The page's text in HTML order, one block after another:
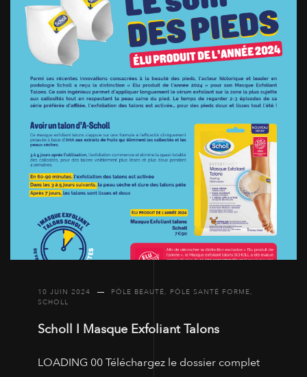
10 JUIN 2024 PÔLE BEAUTÉ, PÔLE SANTÉ FORME,
SCHOLL
Scholl I Masque Exfoliant Talons
LOADING 00 Téléchargez le dossier complet